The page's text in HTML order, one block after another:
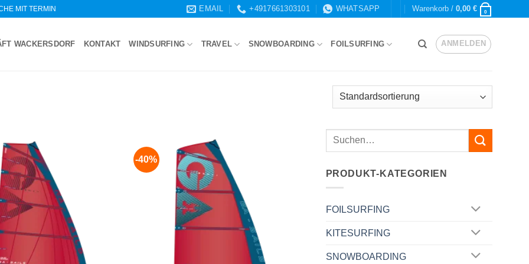
MIT TERMIN EMAIL +4917661303101 WHATSAPP Warenkorb / 0,00 € 0
WACKERSDORF KONTAKT WINDSURFING TRAVEL SNOWBOARDING FOILSURFING ANMELDEN
-40%
PRODUKT-KATEGORIEN
FOILSURFING
KITESURFING
SNOWBOARDING